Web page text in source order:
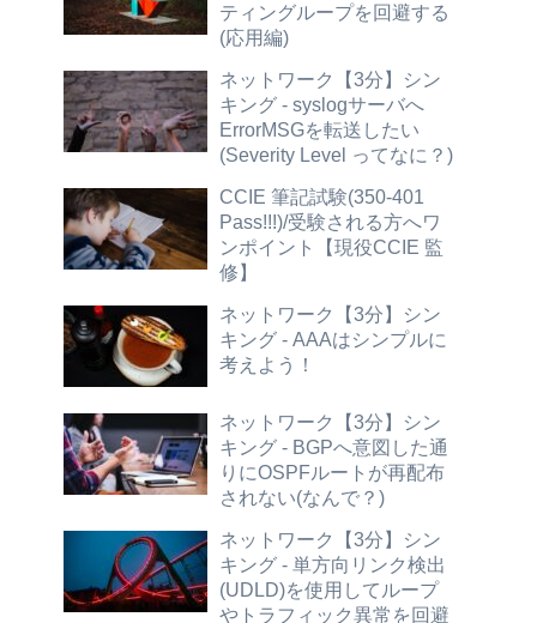
ティングループを回避する
(応用編)
ネットワーク【3分】シン
キング - syslogサーバへ
ErrorMSGを転送したい
(Severity Level ってなに？)
CCIE 筆記試験(350-401
Pass!!!)/受験される方へワ
ンポイント【現役CCIE 監
修】
ネットワーク【3分】シン
キング - AAAはシンプルに
考えよう！
ネットワーク【3分】シン
キング - BGPへ意図した通
りにOSPFルートが再配布
されない(なんで？)
ネットワーク【3分】シン
キング - 単方向リンク検出
(UDLD)を使用してループ
やトラフィック異常を回避